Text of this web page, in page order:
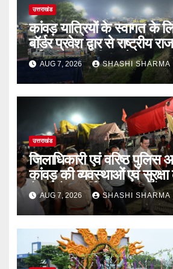
उत्तराखंड
कांवड़ यात्रियों के स्वागत के
बॉर्डर प्रवेश द्वार से राष्ट्रीय
गई रंगीन एलईडी लाइटें
AUG 7, 2026 SHASHI SHARMA
उत्तराखंड
जिलाधिकारी एवं वरिष्ठ पुलिस
कांवड़ की व्यवस्थाओं एवं
बैरागी कैंप पार्किंग स्थल जीरो
रात्रि पहुंचे
AUG 7, 2026 SHASHI SHARMA